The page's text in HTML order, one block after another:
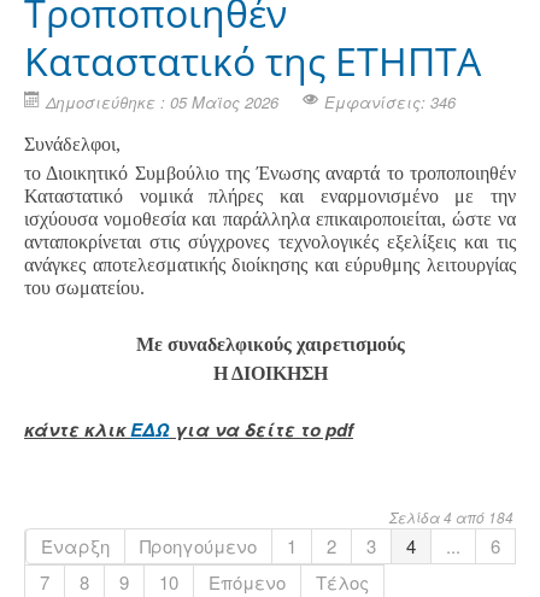
Τροποποιηθέν
Καταστατικό της ΕΤΗΠΤΑ
Δημοσιεύθηκε : 05 Μαϊος 2026 Εμφανίσεις: 346
Συνάδελφοι,
το Διοικητικό Συμβούλιο της Ένωσης αναρτά το τροποποιηθέν
Καταστατικό νομικά πλήρες και εναρμονισμένο με την
ισχύουσα νομοθεσία και παράλληλα επικαιροποιείται, ώστε να
ανταποκρίνεται στις σύγχρονες τεχνολογικές εξελίξεις και τις
ανάγκες αποτελεσματικής διοίκησης και εύρυθμης λειτουργίας
του σωματείου.
Με συναδελφικούς χαιρετισμούς
Η ΔΙΟΙΚΗΣΗ
κάντε κλικΕΔΩ για να δείτε το pdf
Σελίδα 4 από 184
Έναρξη Προηγούμενο 1 2 3 4 ...
6
7
8 9 10 Επόμενο Τέλος